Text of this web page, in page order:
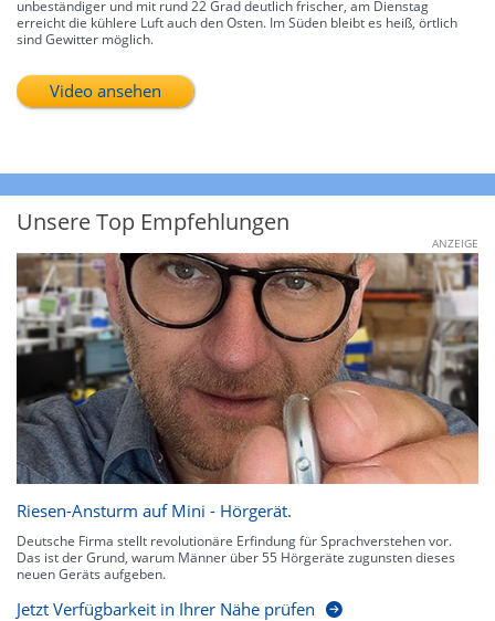
unbeständiger und mit rund 22 Grad deutlich frischer, am Dienstag
erreicht die kühlere Luft auch den Osten. Im Süden bleibt es heiß, örtlich
sind Gewitter möglich.
Video ansehen
Unsere Top Empfehlungen
ANZEIGE
Riesen-Ansturm auf Mini - Hörgerät.
Deutsche Firma stellt revolutionäre Erfindung für Sprachverstehen vor.
Das ist der Grund, warum Männer über 55 Hörgeräte zugunsten dieses
neuen Geräts aufgeben.
Jetzt Verfügbarkeit in Ihrer Nähe prüfen